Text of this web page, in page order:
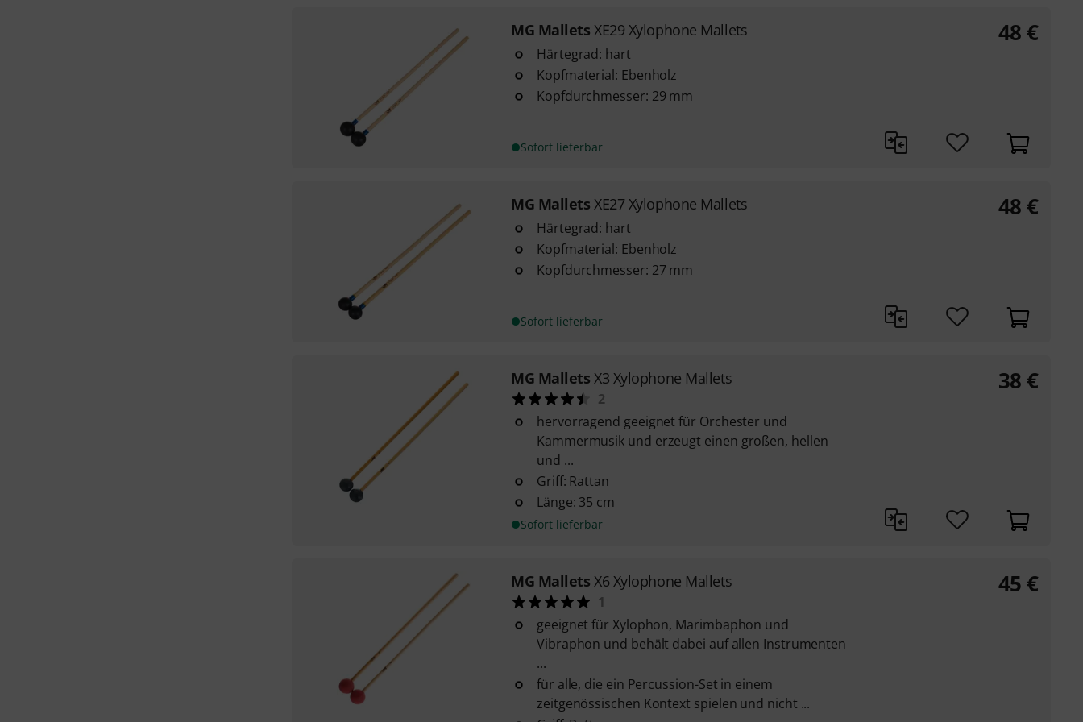
MG Mallets XE29 Xylophone Mallets
Härtegrad: hart
Kopfmaterial: Ebenholz
Kopfdurchmesser: 29 mm
Sofort lieferbar
48 €
MG Mallets XE27 Xylophone Mallets
Härtegrad: hart
Kopfmaterial: Ebenholz
Kopfdurchmesser: 27 mm
Sofort lieferbar
48 €
MG Mallets X3 Xylophone Mallets
2
hervorragend geeignet für Orchester und
Kammermusik und erzeugt einen großen, hellen
und ...
Griff: Rattan
Länge: 35 cm
Sofort lieferbar
38 €
MG Mallets X6 Xylophone Mallets
1
geeignet für Xylophon, Marimbaphon und
Vibraphon und behält dabei auf allen Instrumenten
...
für alle, die ein Percussion-Set in einem
zeitgenössischen Kontext spielen und nicht ...
45 €